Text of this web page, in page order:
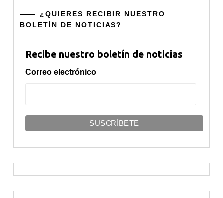
¿QUIERES RECIBIR NUESTRO
BOLETÍN DE NOTICIAS?
Recibe nuestro boletín de noticias
Correo electrónico